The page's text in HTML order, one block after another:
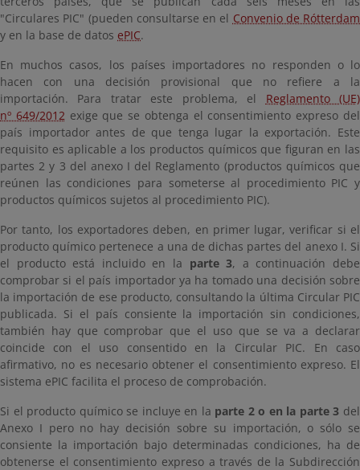
"Circulares PIC" (pueden consultarse en el Convenio de Rótterdam
y en la base de datos ePIC.
En muchos casos, los países importadores no responden o lo
hacen con una decisión provisional que no refiere a la
importación. Para tratar este problema, el Reglamento (UE)
nº 649/2012exige que se obtenga el consentimiento expreso del
país importador antes de que tenga lugar la exportación. Este
requisito es aplicable a los productos químicos que figuran en las
partes 2 y 3 del anexo I del Reglamento (productos químicos que
reúnen las condiciones para someterse al procedimiento PIC y
productos químicos sujetos al procedimiento PIC).
Por tanto, los exportadores deben, en primer lugar, verificar si el
producto químico pertenece a una de dichas partes del anexo I. Si
el producto está incluido en la parte 3, a continuación debe
comprobar si el país importador ya ha tomado una decisión sobre
la importación de ese producto, consultando la última Circular PIC
publicada. Si el país consiente la importación sin condiciones,
también hay que comprobar que el uso que se va a declarar
coincide con el uso consentido en la Circular PIC. En caso
afirmativo, no es necesario obtener el consentimiento expreso. El
sistema ePIC facilita el proceso de comprobación.
Si el producto químico se incluye en la parte 2 o en la parte 3 del
Anexo I pero no hay decisión sobre su importación, o sólo se
consiente la importación bajo determinadas condiciones, ha de
obtenerse el consentimiento expreso a través de la Subdirección